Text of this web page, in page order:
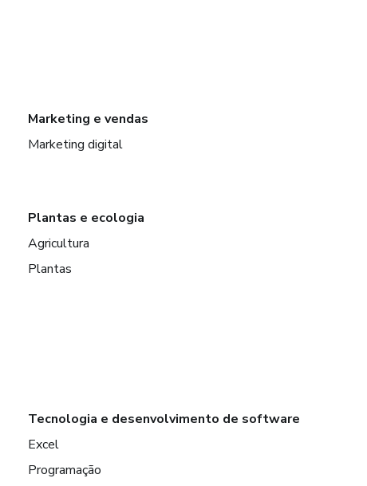
Marketing e vendas
Marketing digital
Plantas e ecologia
Agricultura
Plantas
Tecnologia e desenvolvimento de software
Excel
Programação